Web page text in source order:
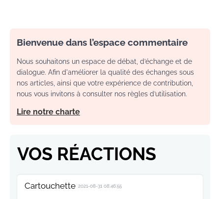
Bienvenue dans l’espace commentaire
Nous souhaitons un espace de débat, d’échange et de
dialogue. Afin d'améliorer la qualité des échanges sous
nos articles, ainsi que votre expérience de contribution,
nous vous invitons à consulter nos règles d’utilisation.
Lire notre charte
VOS RÉACTIONS
Cartouchette 2021-08-31 08:46:55